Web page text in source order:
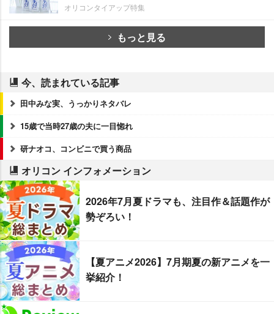
オリコンタイアップ特集
もっと見る
今、読まれている記事
田中みな実、うっかりネタバレ
15歳で当時27歳の夫に一目惚れ
研ナオコ、コンビニで買う商品
オリコン インフォメーション
2026年7月夏ドラマも、注目作＆話題作が
勢ぞろい！
【夏アニメ2026】7月期夏の新アニメを一
挙紹介！